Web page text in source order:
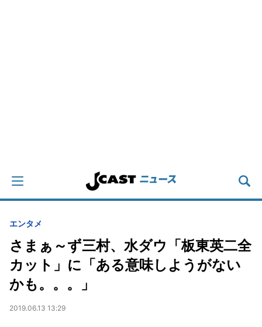
エンタメ
さまぁ～ず三村、水ダウ「板東英二全
カット」に「ある意味しようがない
かも。。。」
2019.06.13 13:29